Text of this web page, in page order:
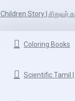
Children Story |
Coloring Books
Scientific Tamil